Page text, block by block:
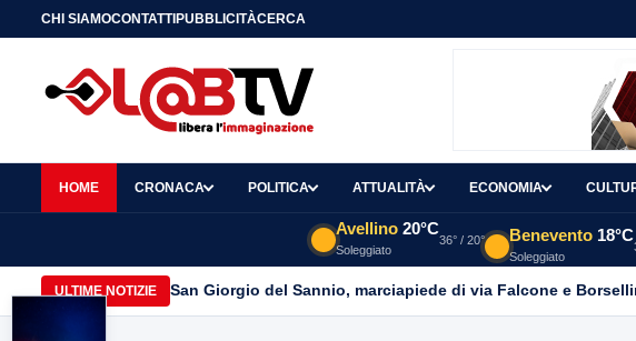
CHI SIAMOCONTATTIPUBBLICITÀCERCA
HOME CRONACA POLITICA ATTUALITÀ ECONOMIA
Avellino 20°C
Soleggiato
36° / 20° Benevento 18°C
Soleggiato
ULTIME NOTIZIE San Giorgio del Sannio, marciapiede di via Falcone e